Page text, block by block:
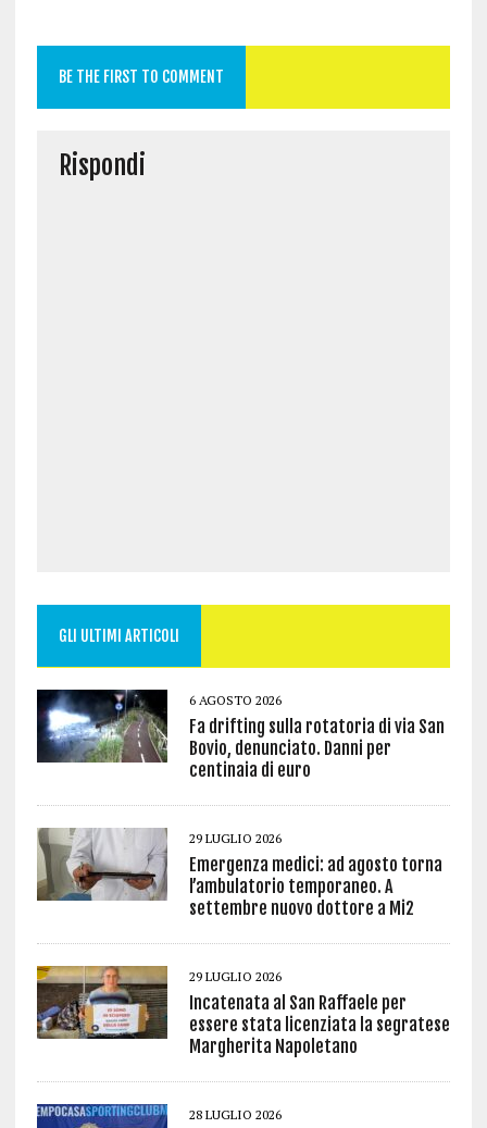
BE THE FIRST TO COMMENT
Rispondi
GLI ULTIMI ARTICOLI
6 AGOSTO 2026
Fa drifting sulla rotatoria di via San
Bovio, denunciato. Danni per
centinaia di euro
29 LUGLIO 2026
Emergenza medici: ad agosto torna
l’ambulatorio temporaneo. A
settembre nuovo dottore a Mi2
29 LUGLIO 2026
Incatenata al San Raffaele per
essere stata licenziata la segratese
Margherita Napoletano
28 LUGLIO 2026